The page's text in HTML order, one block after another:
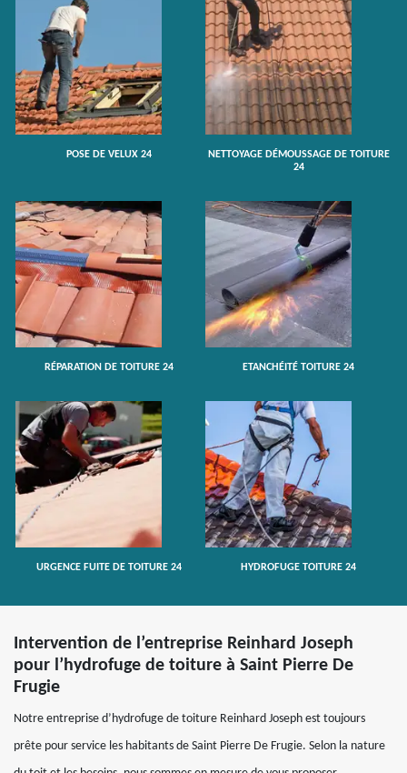
POSE DE VELUX 24
NETTOYAGE DÉMOUSSAGE DE TOITURE
24
RÉPARATION DE TOITURE 24 ETANCHÉITÉ TOITURE 24
URGENCE FUITE DE TOITURE 24 HYDROFUGE TOITURE 24
Intervention de l’entreprise Reinhard Joseph
pour l’hydrofuge de toiture à Saint Pierre De
Frugie
Notre entreprise d’hydrofuge de toiture Reinhard Joseph est toujours
prête pour service les habitants de Saint Pierre De Frugie. Selon la nature